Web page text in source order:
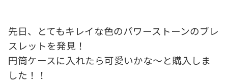
先日、とてもキレイな色のパワーストーンのブレ
スレットを発見！
円筒ケースに入れたら可愛いかな〜と購入しま
した！！